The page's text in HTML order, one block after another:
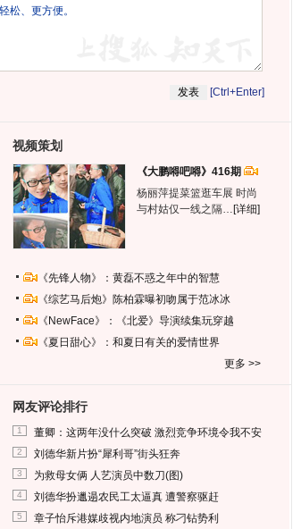
[Ctrl+Enter]
视频策划
《大鹏嘚吧嘚》416期
杨丽萍提菜篮逛车展 时尚
与村姑仅一线之隔… [详细]
《先锋人物》：黄磊不惑之年中的智慧
《综艺马后炮》陈柏霖曝初吻属于范冰冰
《NewFace》：《北爱》导演续集玩穿越
《夏日甜心》：和夏日有关的爱情世界
更多 >>
网友评论排行
1 董卿：这两年没什么突破 激烈竞争环境令我不安
2 刘德华新片扮“犀利哥”街头狂奔
3 为救母女俩 人艺演员中数刀(图)
4 刘德华扮邋遢农民工太逼真 遭警察驱赶
5 章子怡斥港媒歧视内地演员 称刁钻势利